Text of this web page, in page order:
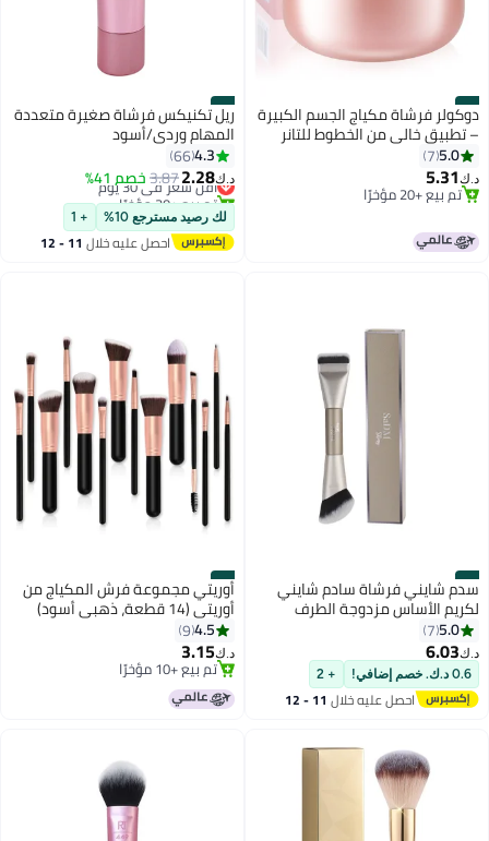
#1
2
دوكولر فرشاة مكياج الجسم الكبيرة
– تطبيق خالي من الخطوط للتانر
والأساس
5.0
7
د.ك‏5.31
تم بيع +20 مؤخرًا
تم بيع +20 مؤخرًا
#2
ريل تكنيكس فرشاة صغيرة متعددة
المهام وردي/أسود
4.3
66
د.ك‏2.28
3.87خصم 41%أقل سعر في 30 يوم
تم بيع +30 مؤخرًا
أقل سعر في 30 يوم
لك رصيد مسترجع 10% + 1
احصل عليه خلال 11 - 12
#3
سدم شايني فرشاة سادم شايني
لكريم الأساس مزدوجة الطرف
5.0
7
د.ك‏6.03
0.6 د.ك. خصم إضافي! + 2
احصل عليه خلال 11 - 12
#4
أوريتي مجموعة فرش المكياج من
أوريتي (14 قطعة، ذهبي أسود)
4.5
9
د.ك‏3.15
تم بيع +10 مؤخرًا
تم بيع +10 مؤخرًا